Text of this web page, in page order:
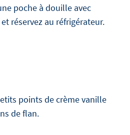
poche à douille avec
réservez au réfrigérateur.
points de crème vanille
de flan.